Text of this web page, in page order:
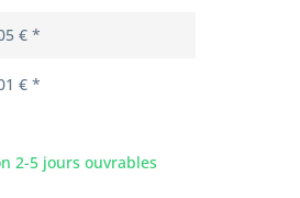
€ *
€ *
2-5 jours ouvrables